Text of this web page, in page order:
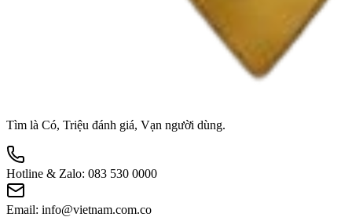
Tìm là Có, Triệu đánh giá, Vạn người dùng.
Hotline & Zalo: 083 530 0000
Email: info@vietnam.com.co